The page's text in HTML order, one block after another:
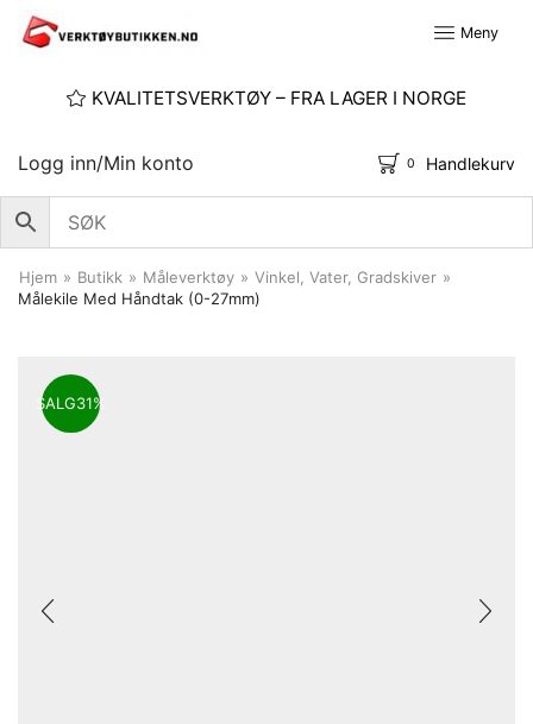
Meny
KVALITETSVERKTØY – FRA LAGER I NORGE
Logg inn/Min konto 0 Handlekurv
Hjem » Butikk » Måleverktøy » Vinkel, Vater, Gradskiver »
Målekile Med Håndtak (0-27mm)
SALG31%